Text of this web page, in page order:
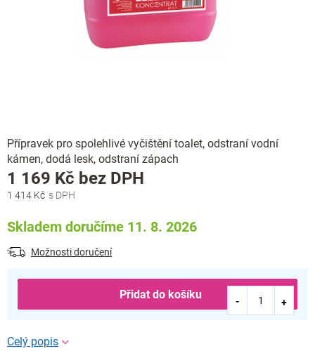
Přípravek pro spolehlivé vyčištění toalet, odstraní vodní
kámen, dodá lesk, odstraní zápach
1 414 Kč
1 169 Kč bez DPH
Skladem doručíme 11. 8. 2026
Možnosti doručení
Přidat do košíku